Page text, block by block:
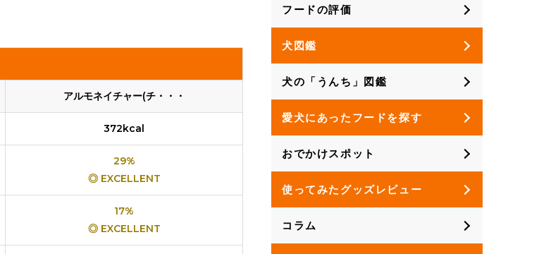
アルモネイチャー(チ・・・
372kcal
29%
◎ EXCELLENT
17%
◎ EXCELLENT
フードの評価
犬図鑑
犬の「うんち」図鑑
愛犬にあったフードを探す
おでかけスポット
使ってみたグッズレビュー
コラム